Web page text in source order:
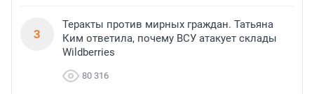
3
Теракты против мирных граждан. Татьяна
Ким ответила, почему ВСУ атакует склады
Wildberries
80 316